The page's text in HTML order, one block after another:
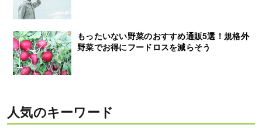
もったいない野菜のおすすめ通販5選！規格外
野菜でお得にフードロスを減らそう
人気のキーワード